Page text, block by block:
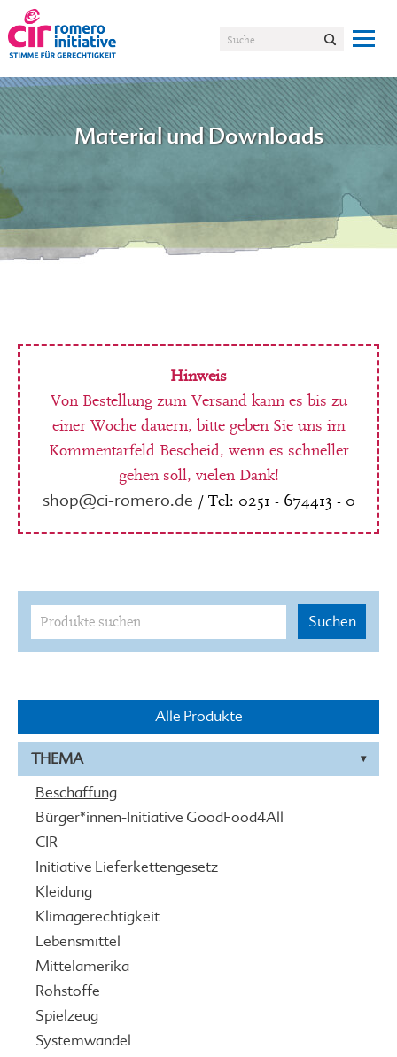
Material und Downloads
Hinweis
Von Bestellung zum Versand kann es bis zu
einer Woche dauern, bitte geben Sie uns im
Kommentarfeld Bescheid, wenn es schneller
gehen soll, vielen Dank!
shop@ci-romero.de / Tel: 0251 - 674413 - 0
Suchen
nach:
Suchen
Alle Produkte
THEMA
Beschaffung
Bürger*innen-Initiative GoodFood4All
CIR
Initiative Lieferkettengesetz
Kleidung
Klimagerechtigkeit
Lebensmittel
Mittelamerika
Rohstoffe
Spielzeug
Systemwandel